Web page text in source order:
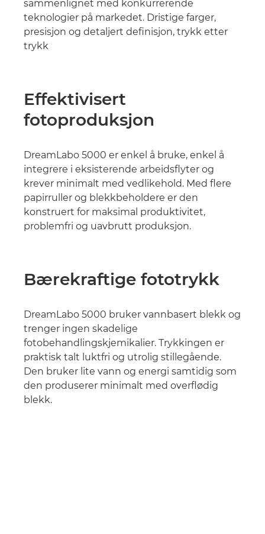
sammenlignet med konkurrerende
teknologier på markedet. Dristige farger,
presisjon og detaljert definisjon, trykk etter
trykk
Effektivisert
fotoproduksjon
DreamLabo 5000 er enkel å bruke, enkel å
integrere i eksisterende arbeidsflyter og
krever minimalt med vedlikehold. Med flere
papirruller og blekkbeholdere er den
konstruert for maksimal produktivitet,
problemfri og uavbrutt produksjon.
Bærekraftige fototrykk
DreamLabo 5000 bruker vannbasert blekk og
trenger ingen skadelige
fotobehandlingskjemikalier. Trykkingen er
praktisk talt luktfri og utrolig stillegående.
Den bruker lite vann og energi samtidig som
den produserer minimalt med overflødig
blekk.